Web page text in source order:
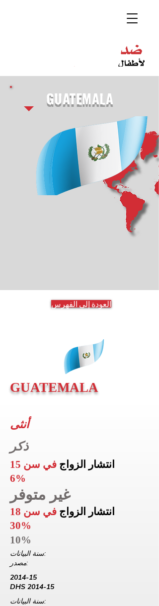
GUATEMALA
العودة إلى الفهرس
GUATEMALA
أنثى
ذكر
انتشار الزواج في سن 15
6%
غير متوفر
انتشار الزواج في سن 18
30%
10%
سنة البيانات:
مصدر:
2014-15
DHS 2014-15
سنة البيانات: